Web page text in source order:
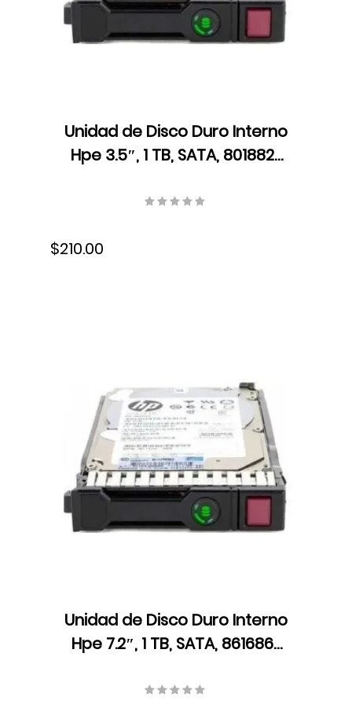
Unidad de Disco Duro Interno
Hpe 3.5″, 1 TB, SATA, 801882-
$210.00
Unidad de Disco Duro Interno
Hpe 7.2″, 1 TB, SATA, 861686-